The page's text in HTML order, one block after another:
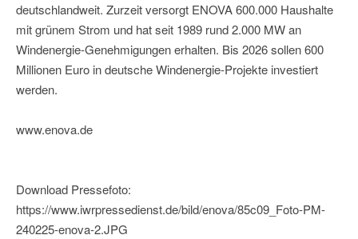
deutschlandweit. Zurzeit versorgt ENOVA 600.000 Haushalte
mit grünem Strom und hat seit 1989 rund 2.000 MW an
Windenergie-Genehmigungen erhalten. Bis 2026 sollen 600
Millionen Euro in deutsche Windenergie-Projekte investiert
werden.
www.enova.de
Download Pressefoto:
https://www.iwrpressedienst.de/bild/enova/85c09_Foto-PM-
240225-enova-2.JPG